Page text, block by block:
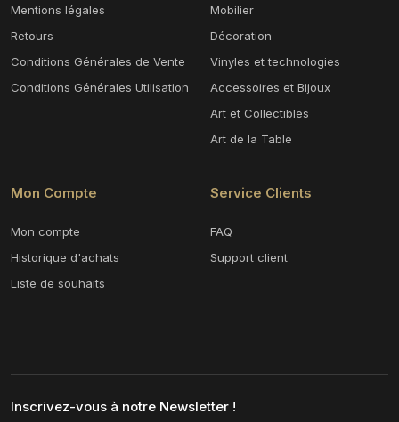
Mentions légales
Retours
Conditions Générales de Vente
Conditions Générales Utilisation
Mobilier
Décoration
Vinyles et technologies
Accessoires et Bijoux
Art et Collectibles
Art de la Table
Mon Compte
Mon compte
Historique d'achats
Liste de souhaits
Service Clients
FAQ
Support client
Inscrivez-vous à notre Newsletter !